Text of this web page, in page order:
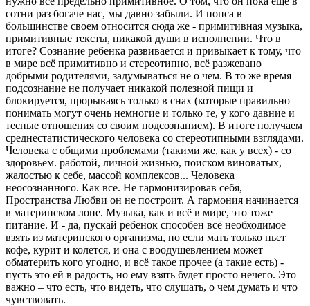
сотни раз богаче нас, мы давно забыли. И попса в
большинстве своем относится сюда же - примитивная музыка,
примитивные тексты, никакой души в исполнении. Что в
итоге? Сознание ребенка развивается и привыкает к тому, что
в мире всё примитивно и стереотипно, всё разжевано
добрыми родителями, задумываться не о чем. В то же время
подсознание не получает никакой полезной пищи и
блокируется, прорываясь только в снах (которые правильно
понимать могут очень немногие и только те, у кого давние и
тесные отношения со своим подсознанием). В итоге получаем
среднестатистического человека со стереотипными взглядами.
Человека с общими проблемами (такими же, как у всех) - со
здоровьем. работой, личной жизнью, поиском виноватых,
жалостью к себе, массой комплексов... Человека
неосознанного. Как все. Не гармонизировав себя,
Пространства Любви он не построит. А гармония начинается
в материнском лоне. Музыка, как и всё в мире, это тоже
питание. И - да, пускай ребенок способен всё необходимое
взять из материнского организма, но если мать только пьет
кофе, курит и колется, и она с воодушевлением может
обматерить кого угодно, и всё такое прочее (а такие есть) -
пусть это ей в радость, но ему взять будет просто нечего. Это
важно – что есть, что видеть, что слушать, о чем думать и что
чувствовать.